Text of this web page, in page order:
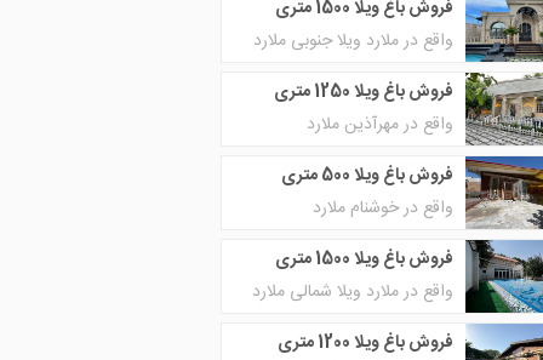
فروش باغ ویلا 1500 متری
واقع در ملارد ویلا جنوبی ملارد
فروش باغ ویلا 1250 متری
واقع در مهرآذین ملارد
فروش باغ ویلا 500 متری
واقع در خوشنام ملارد
فروش باغ ویلا 1500 متری
واقع در ملارد ویلا شمالی ملارد
فروش باغ ویلا 1200 متری